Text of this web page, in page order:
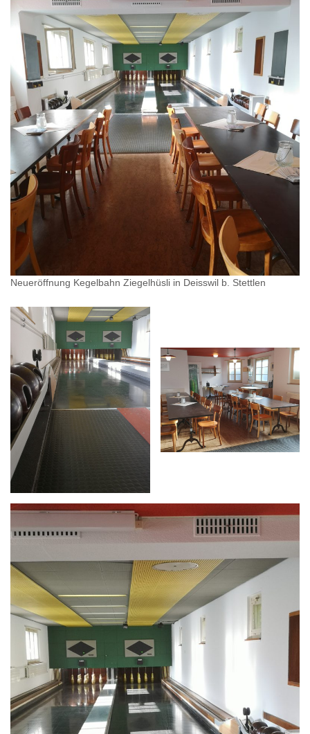
Neueröffnung Kegelbahn Ziegelhüsli in Deisswil b. Stettlen